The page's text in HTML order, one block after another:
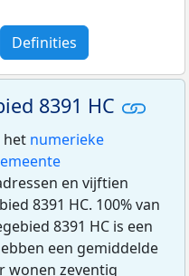
Definities
8391 HC
het numerieke
en vijftien
8391 HC. 100% van
8391 HC is een
een gemiddelde
wonen zeventig